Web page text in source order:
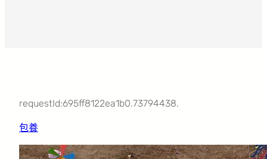
requestId:695ff8122ea1b0.73794438.
包養